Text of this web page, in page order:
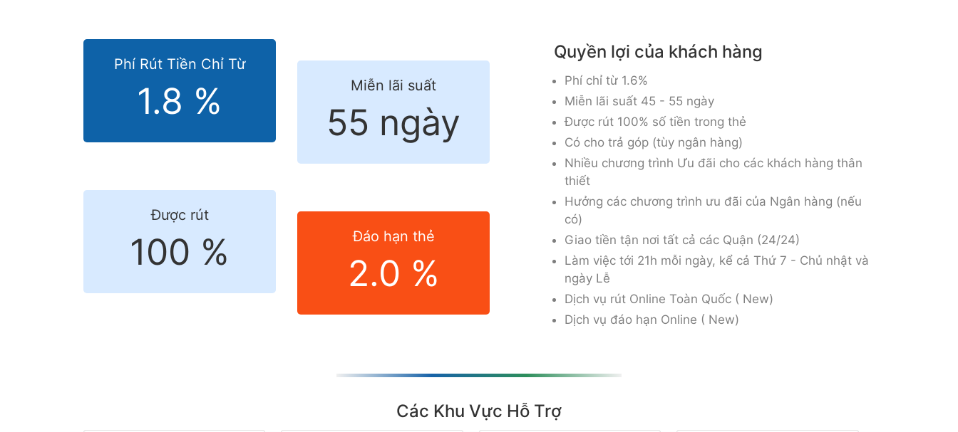
Phí Rút Tiền Chỉ Từ
1.8 % Miễn lãi suất
55 ngày
Được rút
100 % Đáo hạn thẻ
2.0 %
Quyền lợi của khách hàng
Phí chỉ từ 1.6%
Miễn lãi suất 45 - 55 ngày
Được rút 100% số tiền trong thẻ
Có cho trả góp (tùy ngân hàng)
Nhiều chương trình Ưu đãi cho các khách hàng thân
thiết
Hưởng các chương trình ưu đãi của Ngân hàng (nếu
có)
Giao tiền tận nơi tất cả các Quận (24/24)
Làm việc tới 21h mỗi ngày, kể cả Thứ 7 - Chủ nhật và
ngày Lễ
Dịch vụ rút Online Toàn Quốc ( New)
Dịch vụ đáo hạn Online ( New)
Các Khu Vực Hỗ Trợ